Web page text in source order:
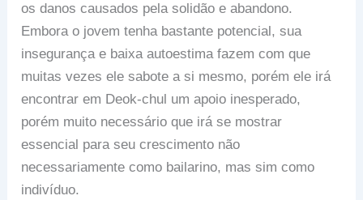
os danos causados pela solidão e abandono.
Embora o jovem tenha bastante potencial, sua
insegurança e baixa autoestima fazem com que
muitas vezes ele sabote a si mesmo, porém ele irá
encontrar em Deok-chul um apoio inesperado,
porém muito necessário que irá se mostrar
essencial para seu crescimento não
necessariamente como bailarino, mas sim como
indivíduo.